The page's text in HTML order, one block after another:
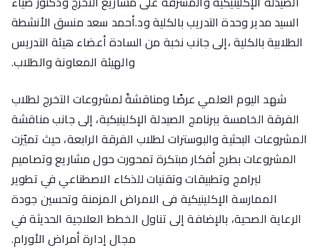
السيد مدير وحدة التدريب بالكلية ود.أحمد سعد منسق الأنشطة
الطلابية بالكلية ،إلى جانب نخبة من السادة أعضاء هيئة التدريس
والهيئة المعاونة والطلاب.
شهد اليوم العلمي عرضًا ومناقشةً لمشروعات التخرج لطلاب
الفرقة الخامسة ببرنامج الصيدلة الإكلينيكية، إلى جانب مناقشة
المشروعات البحثية والبوسترات لطلاب الفرقة الرابعة، حيث تميّزت
المشروعات بطرح أفكار مبتكرة تمحورت حول مشاريع وتصاميم
لبرامج وتطبيقات وتقنيات للذكاء الاصطناعي في تطوير
الممارسة الإكلينيكية فى الامراض المزمنة وتحسين جودة
الرعاية الصحية، بالإضافة إلى تناول الخطط العلاجية الحديثة في
مجال إدارة أمراض الأورام.